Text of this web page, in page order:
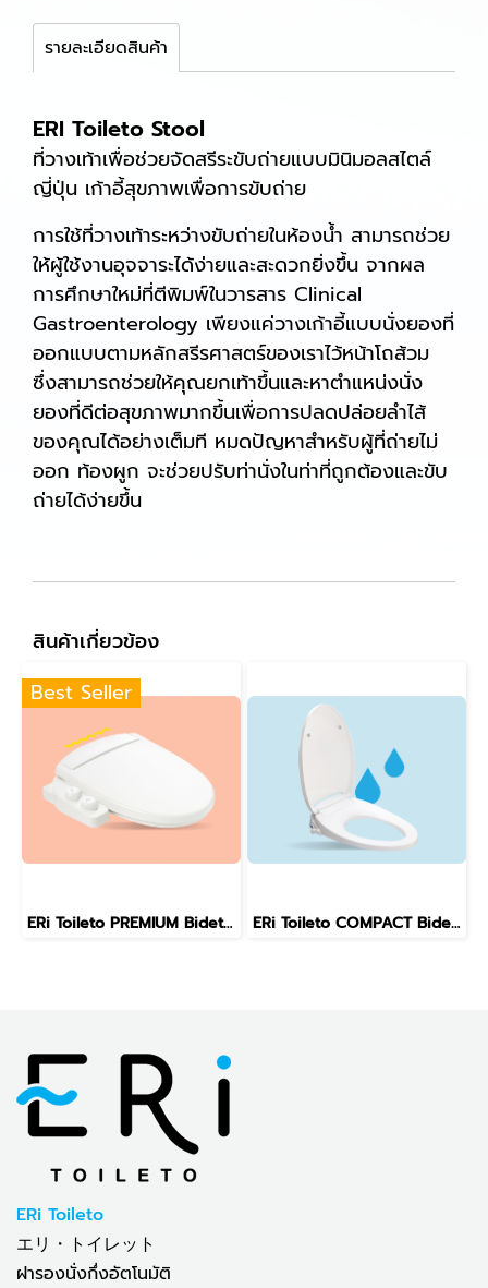
รายละเอียดสินค้า
ERI Toileto Stool
ที่วางเท้าเพื่อช่วยจัดสรีระขับถ่ายแบบมินิมอลสไตล์
ญี่ปุ่น เก้าอี้สุขภาพเพื่อการขับถ่าย
การใช้ที่วางเท้าระหว่างขับถ่ายในห้องน้ำ สามารถช่วย
ให้ผู้ใช้งานอุจจาระได้ง่ายและสะดวกยิ่งขึ้น จากผล
การศึกษาใหม่ที่ตีพิมพ์ในวารสาร Clinical
Gastroenterology เพียงแค่วางเก้าอี้แบบนั่งยองที่
ออกแบบตามหลักสรีรศาสตร์ของเราไว้หน้าโถส้วม
ซึ่งสามารถช่วยให้คุณยกเท้าขึ้นและหาตำแหน่งนั่ง
ยองที่ดีต่อสุขภาพมากขึ้นเพื่อการปลดปล่อยลำไส้
ของคุณได้อย่างเต็มที หมดปัญหาสำหรับผู้ที่ถ่ายไม่
ออก ท้องผูก จะช่วยปรับท่านั่งในท่าที่ถูกต้องและขับ
ถ่ายได้ง่ายขึ้น
สินค้าเกี่ยวข้อง
Best Seller
ERi Toileto PREMIUM Bidet Toilet Seat ERi Toileto COMPACT Bidet Toilet Seat
ERi Toileto
エリ・トイレット
ฝารองนั่งกึ่งอัตโนมัติ